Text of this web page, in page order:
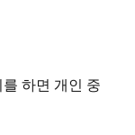
하면 개인 중